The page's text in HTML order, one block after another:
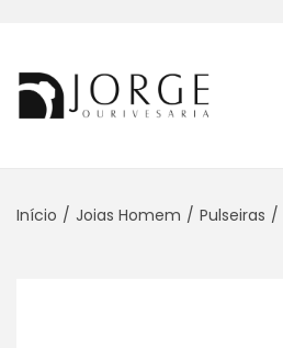
Início / Joias Homem / Pulseiras /